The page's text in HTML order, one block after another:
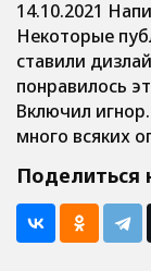
14.10.2021
Некоторые
ставили
понравилось
Включил
много всяких
Поделиться